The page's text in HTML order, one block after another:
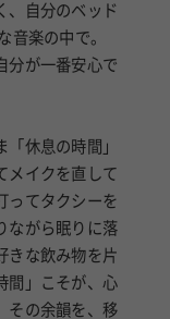
音楽の中で。
が一番安心で
イクを直して
ってタクシーを
ながら眠りに落
きな飲み物を片
間」こそが、心
その余韻を、移
この「移動時間